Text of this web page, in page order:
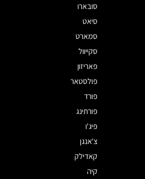
סובארו
סיאט
סמארט
סקייוול
פאריזון
פולסטאר
פורד
פורתינג
פיג'ו
צ'אנגן
קאדילק
קיה